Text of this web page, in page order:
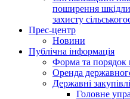
поширення
захисту
Прес-центр
Новини
Публічна інформація
Форма та порядок
Оренда
Державні закупівлі
Головне